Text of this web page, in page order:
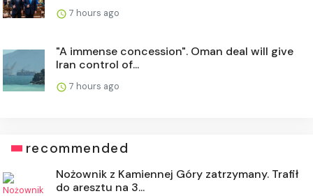
7 hours ago
"A immense concession". Oman deal will give
Iran control of...
7 hours ago
recommended
Nożownik z Kamiennej Góry zatrzymany. Trafił
do aresztu na 3...